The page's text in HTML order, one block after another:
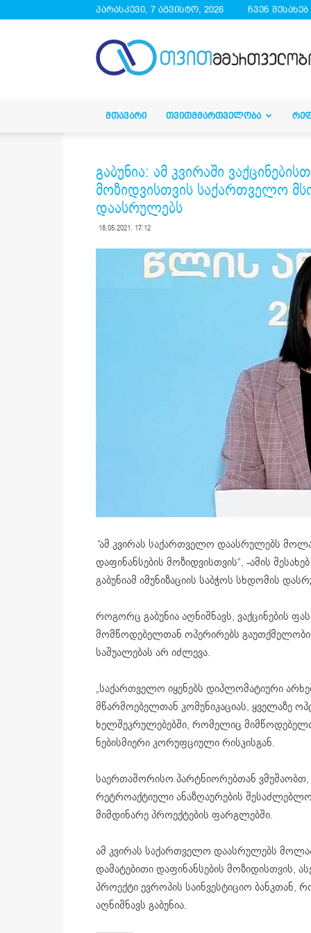
პარასკევი, 7 აგვისტო, 2026 ჩვენ შესახებ
ᲛᲗᲐᲕᲐᲠᲘ ᲗᲕᲘᲗᲛᲛᲐᲠᲗᲕᲔᲚᲝᲑᲐ
გაბუნია: ამ კვირაში
მოზიდვისთვის საქართველო
დაასრულებს
18.05.2021. 17:12
“ამ კვირას საქართველო დაასრულებს
დაფინანსების მოზიდვისთვის“, -ამის
გაბუნიამ იმუნიზაციის საბჭოს სხდომის
როგორც გაბუნია აღნიშნავს, ვაქცინების
მომწოდებელთან ოპერირებს
საშუალებას არ იძლევა.
„საქართველო იყენებს დიპლომატიური
მწარმოებელთან კომუნიკაციას, ყველაზე
ხელშეკრულებებში, რომელიც
ნებისმიერი კორუფციული რისკისგან.
საერთაშორისო პარტნიორებთან
რეტროაქტიული ანაზღაურების
მიმდინარე პროექტების ფარგლებში.
ამ კვირას საქართველო დაასრულებს
დამატებითი დაფინანსების მოზიდისთვის,
პროექტი ევროპის საინვესტიციო ბანკთან,
აღნიშნავს გაბუნია.